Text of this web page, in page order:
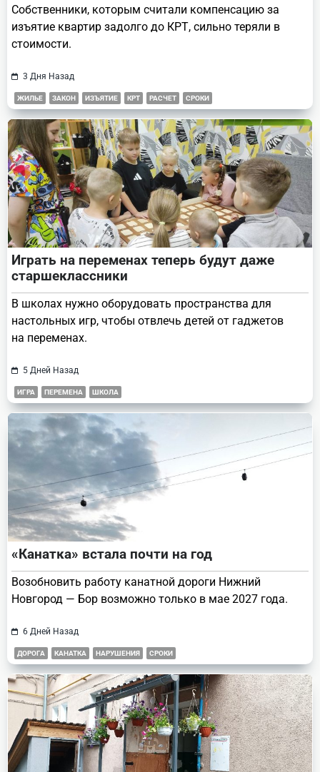
Собственники, которым считали компенсацию за
изъятие квартир задолго до КРТ, сильно теряли в
стоимости.
3 Дня Назад
ЖИЛЬЕ ЗАКОН ИЗЪЯТИЕ КРТ РАСЧЕТ СРОКИ
Играть на переменах теперь будут даже
старшеклассники
В школах нужно оборудовать пространства для
настольных игр, чтобы отвлечь детей от гаджетов
на переменах.
5 Дней Назад
ИГРА ПЕРЕМЕНА ШКОЛА
«Канатка» встала почти на год
Возобновить работу канатной дороги Нижний
Новгород — Бор возможно только в мае 2027 года.
6 Дней Назад
ДОРОГА КАНАТКА НАРУШЕНИЯ СРОКИ